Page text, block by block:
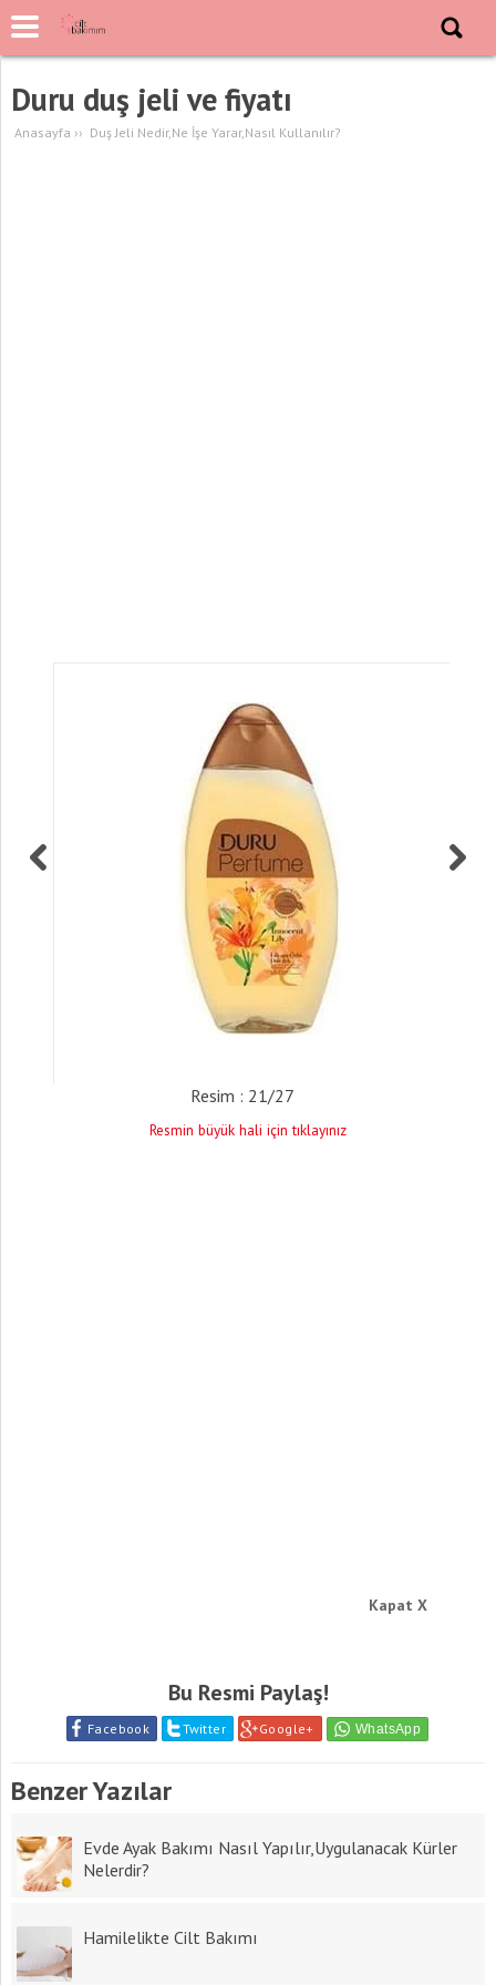
Duru duş jeli ve fiyatı
Anasayfa ›› Duş Jeli Nedir,Ne İşe Yarar,Nasıl Kullanılır?
Resim : 21/27
Resmin büyük hali için tıklayınız
Bu Resmi Paylaş!
Facebook Twitter Google+
Benzer Yazılar
Evde Ayak Bakımı Nasıl Yapılır,Uygulanacak Kürler
Nelerdir?
Hamilelikte Cilt Bakımı
Kapat X